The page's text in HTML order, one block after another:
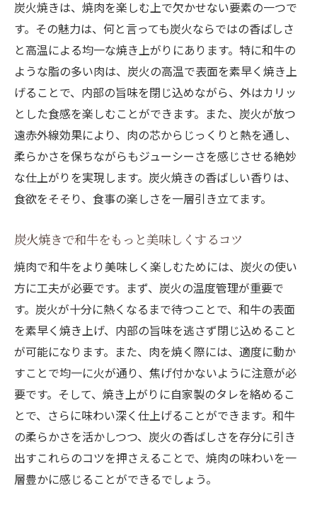
炭火焼きは、焼肉を楽しむ上で欠かせない要素の一つで
す。その魅力は、何と言っても炭火ならではの香ばしさ
と高温による均一な焼き上がりにあります。特に和牛の
ような脂の多い肉は、炭火の高温で表面を素早く焼き上
げることで、内部の旨味を閉じ込めながら、外はカリッ
とした食感を楽しむことができます。また、炭火が放つ
遠赤外線効果により、肉の芯からじっくりと熱を通し、
柔らかさを保ちながらもジューシーさを感じさせる絶妙
な仕上がりを実現します。炭火焼きの香ばしい香りは、
食欲をそそり、食事の楽しさを一層引き立てます。
炭火焼きで和牛をもっと美味しくするコツ
焼肉で和牛をより美味しく楽しむためには、炭火の使い
方に工夫が必要です。まず、炭火の温度管理が重要で
す。炭火が十分に熱くなるまで待つことで、和牛の表面
を素早く焼き上げ、内部の旨味を逃さず閉じ込めること
が可能になります。また、肉を焼く際には、適度に動か
すことで均一に火が通り、焦げ付かないように注意が必
要です。そして、焼き上がりに自家製のタレを絡めるこ
とで、さらに味わい深く仕上げることができます。和牛
の柔らかさを活かしつつ、炭火の香ばしさを存分に引き
出すこれらのコツを押さえることで、焼肉の味わいを一
層豊かに感じることができるでしょう。